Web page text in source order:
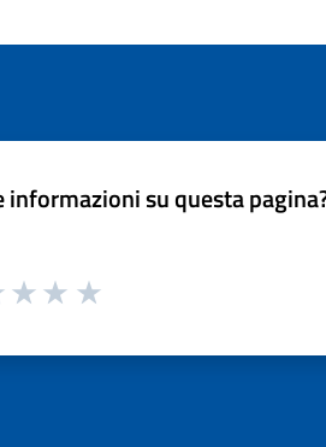
informazioni su questa